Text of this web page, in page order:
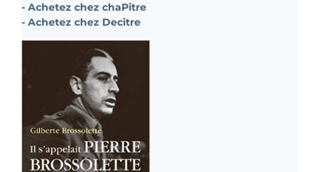
- Achetez chez chaPitre
- Achetez chez Decitre